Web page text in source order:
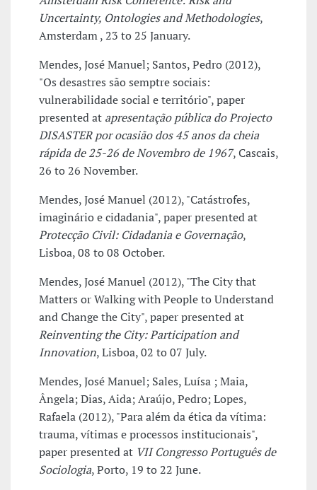
Uncertainty, Ontologies and Methodologies,
Amsterdam , 23 to 25 January.
Mendes, José Manuel; Santos, Pedro (2012),
"Os desastres são semptre sociais:
vulnerabilidade social e território", paper
presented at apresentação pública do Projecto
DISASTER por ocasião dos 45 anos da cheia
rápida de 25-26 de Novembro de 1967, Cascais,
26 to 26 November.
Mendes, José Manuel (2012), "Catástrofes,
imaginário e cidadania", paper presented at
Protecção Civil: Cidadania e Governação,
Lisboa, 08 to 08 October.
Mendes, José Manuel (2012), "The City that
Matters or Walking with People to Understand
and Change the City", paper presented at
Reinventing the City: Participation and
Innovation, Lisboa, 02 to 07 July.
Mendes, José Manuel; Sales, Luísa ; Maia,
Ângela; Dias, Aida; Araújo, Pedro; Lopes,
Rafaela (2012), "Para além da ética da vítima:
trauma, vítimas e processos institucionais",
paper presented at VII Congresso Português de
Sociologia, Porto, 19 to 22 June.